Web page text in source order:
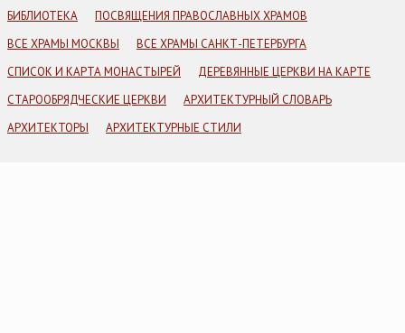
БИБЛИОТЕКА
ПОСВЯЩЕНИЯ ПРАВОСЛАВНЫХ ХРАМОВ
ВСЕ ХРАМЫ МОСКВЫ
ВСЕ ХРАМЫ САНКТ-ПЕТЕРБУРГА
СПИСОК И КАРТА МОНАСТЫРЕЙ
ДЕРЕВЯННЫЕ ЦЕРКВИ НА КАРТЕ
СТАРООБРЯДЧЕСКИЕ ЦЕРКВИ
АРХИТЕКТУРНЫЙ СЛОВАРЬ
АРХИТЕКТОРЫ
АРХИТЕКТУРНЫЕ СТИЛИ